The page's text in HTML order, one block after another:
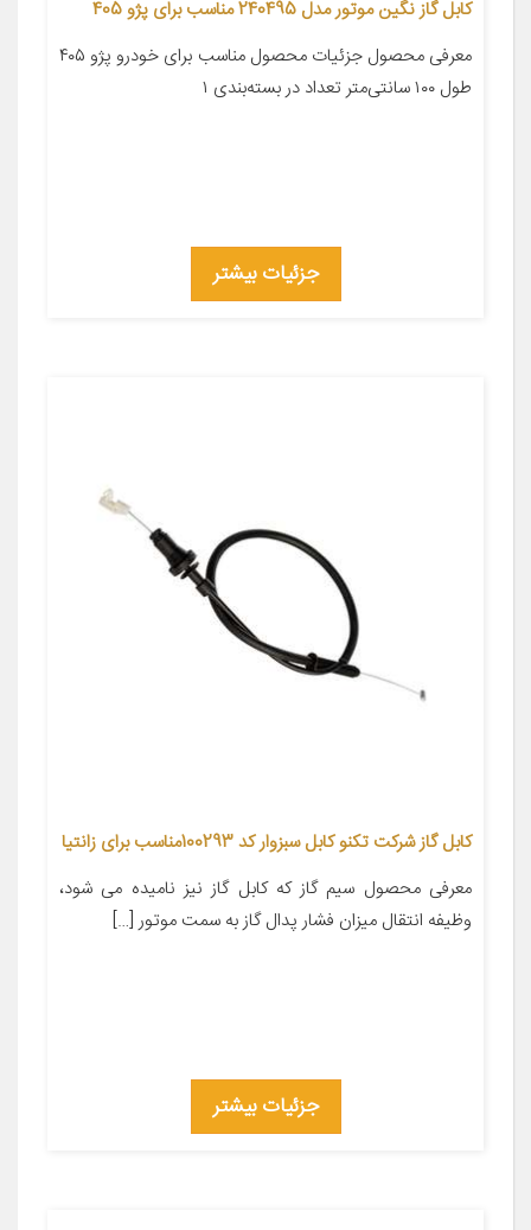
کابل گاز نگین موتور مدل 240495 مناسب برای پژو 405
معرفی محصول جزئیات محصول مناسب برای خودرو پژو ۴۰۵
طول ۱۰۰ سانتی‌متر تعداد در بسته‌بندی ۱
جزئیات بیشتر
کابل گاز شرکت تکنو کابل سبزوار کد 100293مناسب برای زانتیا
معرفی محصول سیم گاز که کابل گاز نیز نامیده می شود،
وظیفه انتقال میزان فشار پدال گاز به سمت موتور […]
جزئیات بیشتر